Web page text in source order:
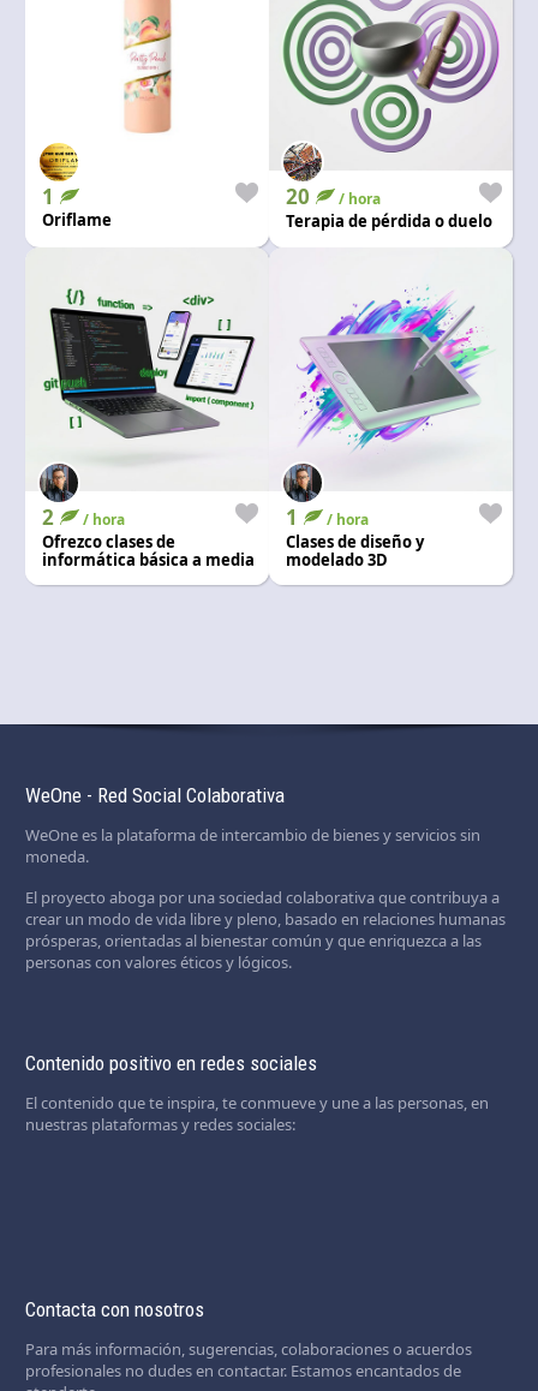
1
Oriflame
20 / hora
Terapia de pérdida o duelo
2 / hora
Ofrezco clases de
informática básica a media
1 / hora
Clases de diseño y
modelado 3D
WeOne - Red Social Colaborativa
WeOne es la plataforma de intercambio de bienes y servicios sin
moneda.
El proyecto aboga por una sociedad colaborativa que contribuya a
crear un modo de vida libre y pleno, basado en relaciones humanas
prósperas, orientadas al bienestar común y que enriquezca a las
personas con valores éticos y lógicos.
Contenido positivo en redes sociales
El contenido que te inspira, te conmueve y une a las personas, en
nuestras plataformas y redes sociales:
Contacta con nosotros
Para más información, sugerencias, colaboraciones o acuerdos
profesionales no dudes en contactar. Estamos encantados de